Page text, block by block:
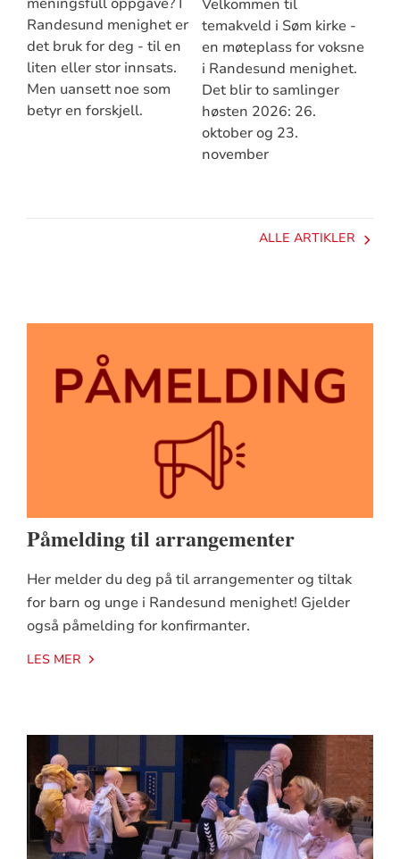
Randesund menighet er
det bruk for deg - til en
liten eller stor innsats.
Men uansett noe som
betyr en forskjell.
Velkommen til
temakveld i Søm kirke -
en møteplass for voksne
i Randesund menighet.
Det blir to samlinger
høsten 2026: 26.
oktober og 23.
november
ALLE ARTIKLER
Påmelding til arrangementer
Her melder du deg på til arrangementer og tiltak
for barn og unge i Randesund menighet! Gjelder
også påmelding for konfirmanter.
LES MER